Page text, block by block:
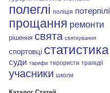
полеглі поліція потерпілі
прощання ремонти
рішення свята святкування
спортовці статистика
суди тарифи терористи трагедії
учасники школи